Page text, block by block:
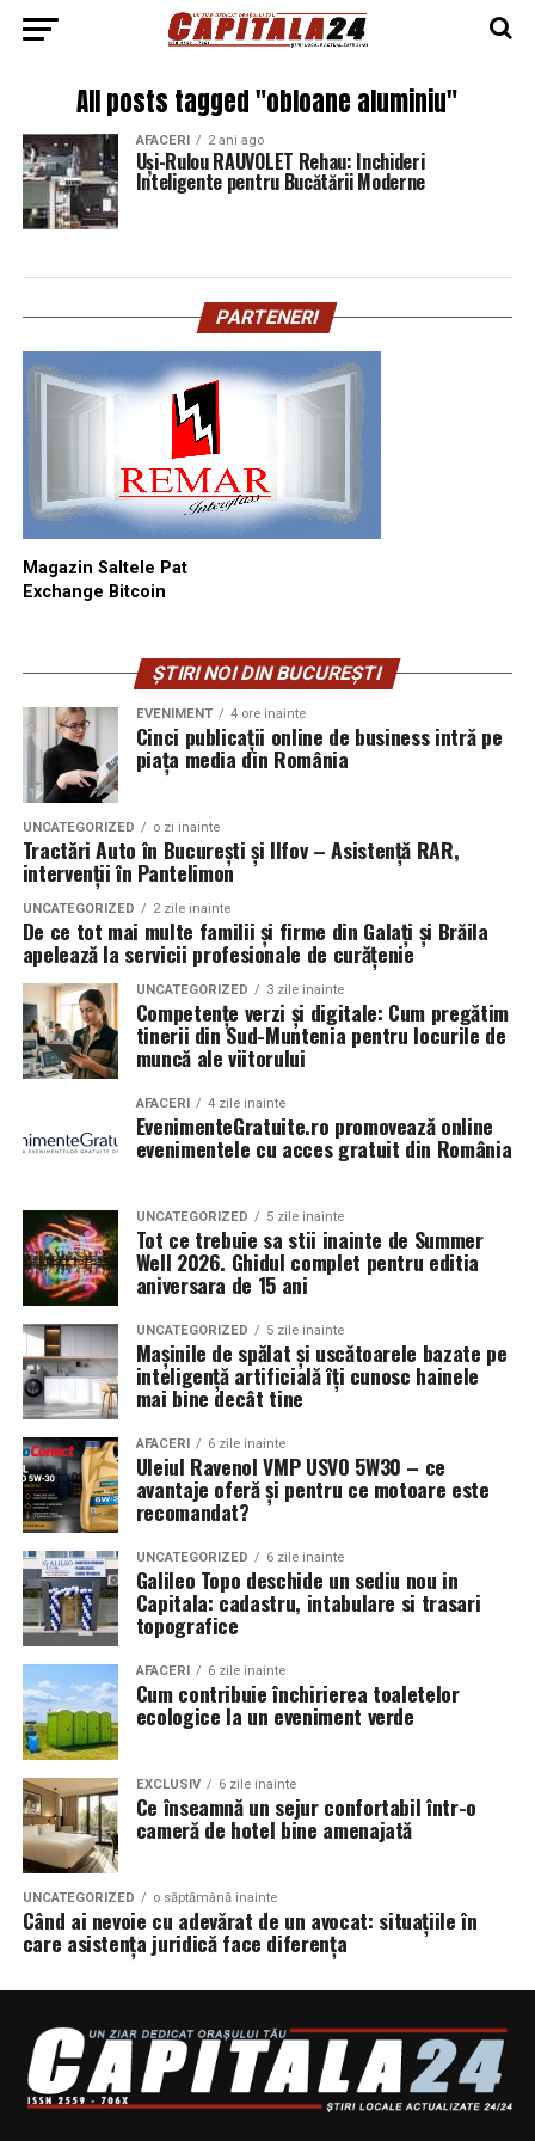
All posts tagged "obloane aluminiu"
AFACERI 2 ani ago
Uși-Rulou RAUVOLET Rehau: Inchideri
Inteligente pentru Bucătării Moderne
PARTENERI
Magazin Saltele Pat
Exchange Bitcoin
ȘTIRI NOI DIN BUCUREȘTI
EVENIMENT 4 ore inainte
Cinci publicații online de business intră pe
piața media din România
UNCATEGORIZED o zi inainte
Tractări Auto în București și Ilfov – Asistență RAR,
intervenții în Pantelimon
UNCATEGORIZED 2 zile inainte
De ce tot mai multe familii și firme din Galați și Brăila
apelează la servicii profesionale de curățenie
UNCATEGORIZED 3 zile inainte
Competențe verzi și digitale: Cum pregătim
tinerii din Sud-Muntenia pentru locurile de
muncă ale viitorului
AFACERI 4 zile inainte
EvenimenteGratuite.ro promovează online
evenimentele cu acces gratuit din România
UNCATEGORIZED 5 zile inainte
Tot ce trebuie sa stii inainte de Summer
Well 2026. Ghidul complet pentru editia
aniversara de 15 ani
UNCATEGORIZED 5 zile inainte
Mașinile de spălat și uscătoarele bazate pe
inteligență artificială îți cunosc hainele
mai bine decât tine
AFACERI 6 zile inainte
Uleiul Ravenol VMP USVO 5W30 – ce
avantaje oferă și pentru ce motoare este
recomandat?
UNCATEGORIZED 6 zile inainte
Galileo Topo deschide un sediu nou in
Capitala: cadastru, intabulare si trasari
topografice
AFACERI 6 zile inainte
Cum contribuie închirierea toaletelor
ecologice la un eveniment verde
EXCLUSIV 6 zile inainte
Ce înseamnă un sejur confortabil într-o
cameră de hotel bine amenajată
UNCATEGORIZED o săptămână inainte
Când ai nevoie cu adevărat de un avocat: situațiile în
care asistența juridică face diferența